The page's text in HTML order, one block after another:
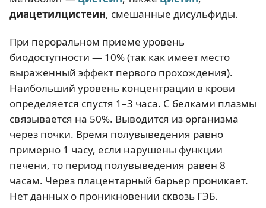
диацетилцистеин, смешанные дисульфиды.
При пероральном приеме уровень
биодоступности — 10% (так как имеет место
выраженный эффект первого прохождения).
Наибольший уровень концентрации в крови
определяется спустя 1–3 часа. С белками плазмы
связывается на 50%. Выводится из организма
через почки. Время полувыведения равно
примерно 1 часу, если нарушены функции
печени, то период полувыведения равен 8
часам. Через плацентарный барьер проникает.
Нет данных о проникновении сквозь ГЭБ.